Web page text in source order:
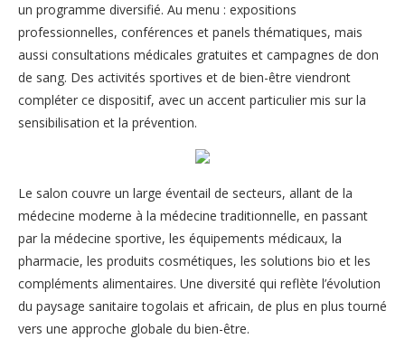
un programme diversifié. Au menu : expositions
professionnelles, conférences et panels thématiques, mais
aussi consultations médicales gratuites et campagnes de don
de sang. Des activités sportives et de bien-être viendront
compléter ce dispositif, avec un accent particulier mis sur la
sensibilisation et la prévention.
Le salon couvre un large éventail de secteurs, allant de la
médecine moderne à la médecine traditionnelle, en passant
par la médecine sportive, les équipements médicaux, la
pharmacie, les produits cosmétiques, les solutions bio et les
compléments alimentaires. Une diversité qui reflète l’évolution
du paysage sanitaire togolais et africain, de plus en plus tourné
vers une approche globale du bien-être.